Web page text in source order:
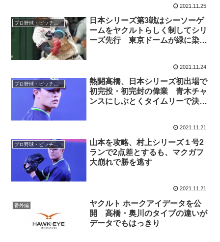
2021.11.25
プロ野球・ピッチャー
日本シリーズ第3戦はシーソーゲ
ームをヤクルトらしく制してシリ
ーズ先行 東京ドームが緑に染ま
2021.11.24
プロ野球・ピッチャー
熱闘高橋、日本シリーズ初出場で
初完投・初完封の偉業 青木チャ
ンスにしぶとくタイムリーで決め
2021.11.21
プロ野球・ピッチャー
山本を攻略、村上シリーズ１号2
ランで2点差とするも、マクガフ
大崩れで勝を逃す
2021.11.21
番外編
ヤクルト ホークアイデータを公
開 高橋・奥川のタイプの違いが
データでもはっきり